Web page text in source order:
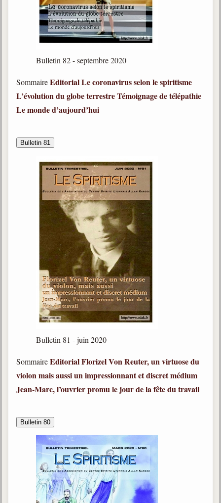
Bulletin 82 - septembre 2020
SommaireEditorialLe coronavirus selon le spiritisme
L’évolution du globe terrestreTémoignage de télépathie
Le monde d’aujourd’hui
Bulletin 81
Bulletin 81 - juin 2020
SommaireEditorialFlorizel Von Reuter, un virtuose du
violon mais aussi un impressionnant et discret médium
Jean-Marc, l’ouvrier promu le jour de la fête du travail
Bulletin 80